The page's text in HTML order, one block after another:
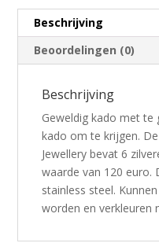
Beschrijving
Beoordelingen (0)
Beschrijving
Geweldig kado met te
kado om te krijgen.
Jewellery bevat 6
waarde van 120 euro.
stainless steel.
worden en verkleuren